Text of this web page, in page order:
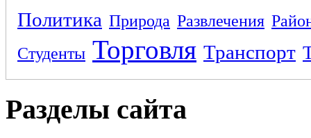
Политика Природа Развлечения
Студенты Торговля Транспорт
Разделы сайта